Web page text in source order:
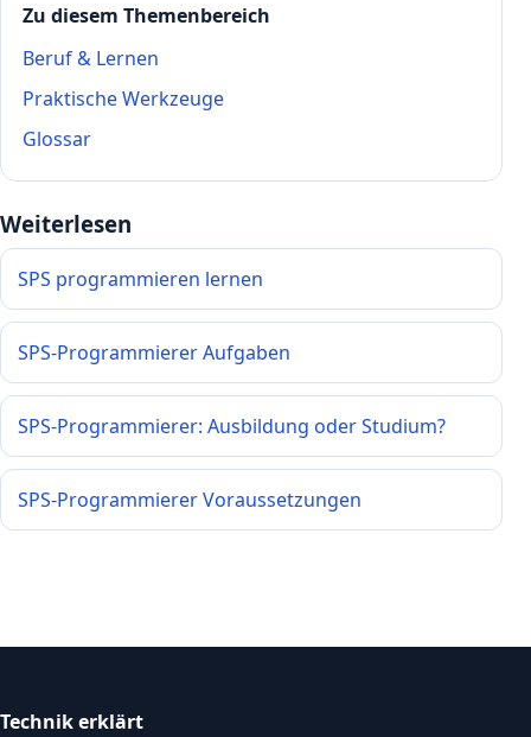
Zu diesem Themenbereich
Beruf & Lernen
Praktische Werkzeuge
Glossar
Weiterlesen
SPS programmieren lernen
SPS-Programmierer Aufgaben
SPS-Programmierer: Ausbildung oder Studium?
SPS-Programmierer Voraussetzungen
Technik erklärt